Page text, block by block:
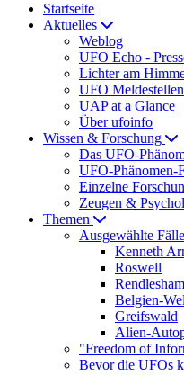
Startseite
Aktuelles
Weblog
UFO Echo -
Lichter am
UFO Meldestellen
UAP at a Glance
Über ufoinfo
Wissen & Forschung
Das UFO-
UFO-Phänomen-
Einzelne
Zeugen &
Themen
Ausgewählte Fälle
Kenneth
Roswell
Rendlesham
Belgien-
Greifswald
Alien-
"Freedom of
Bevor die UFOs